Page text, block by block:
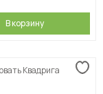
В корзину
Квадрига